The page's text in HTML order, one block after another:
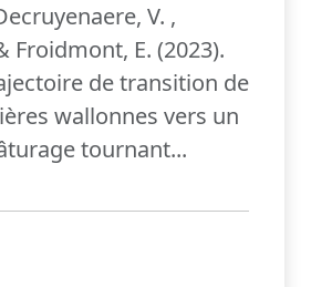
V. ,
Froidmont, E. (2023).
de transition de
wallonnes vers un
tournant...